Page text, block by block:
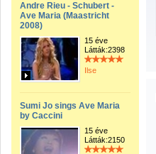
Andre Rieu - Schubert -
Ave Maria (Maastricht
2008)
15 éve
Látták:2398
Ilse
Sumi Jo sings Ave Maria
by Caccini
15 éve
Látták:2150